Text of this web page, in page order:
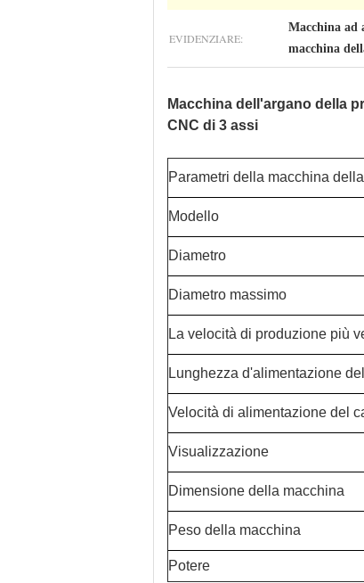
EVIDENZIARE:
Macchina ad
macchina
Macchina dell'argano della
CNC di 3 assi
Parametri della macchina
Modello
Diametro
Diametro massimo
La velocità di produzione più
Lunghezza d'alimentazione
Velocità di alimentazione del
Visualizzazione
Dimensione della macchina
Peso della macchina
Potere